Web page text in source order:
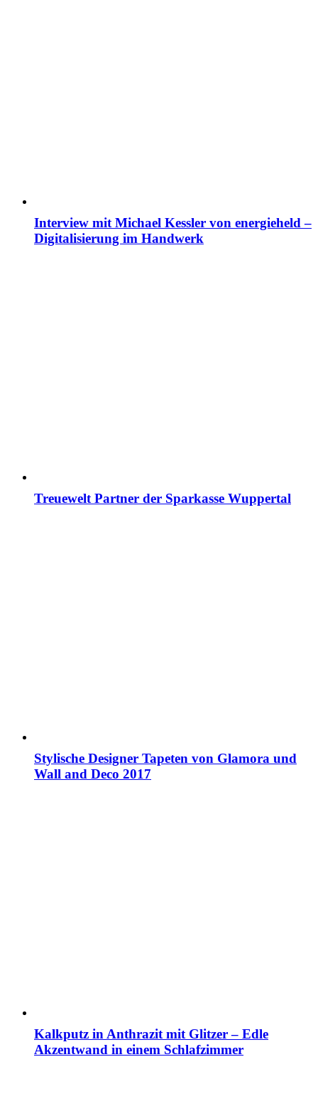
Interview mit Michael Kessler von energieheld –
Digitalisierung im Handwerk
Treuewelt Partner der Sparkasse Wuppertal
Stylische Designer Tapeten von Glamora und
Wall and Deco 2017
Kalkputz in Anthrazit mit Glitzer – Edle
Akzentwand in einem Schlafzimmer